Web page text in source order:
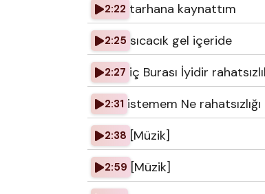
2:22 tarhana kaynattım
2:25 sıcacık gel içeride
2:27 iç Burası İyidir
2:31 istemem Ne
2:38 [Müzik]
2:59 [Müzik]